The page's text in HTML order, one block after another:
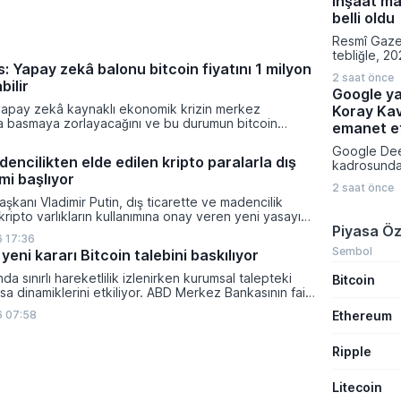
Yapay zekâ balonu bitcoin fiyatını 1 milyon
zekâ kaynaklı ekonomik krizin merkez
basmaya zorlayacağını ve bu durumun bitcoin
kredi krizinin küresel likidite artışına yol
ve bitcoinin bu süreçte en hızlı tepki veren varlık
elde edilen kripto paralarla dış
başlıyor
Vladimir Putin, dış ticarette ve madencilik
varlıkların kullanımına onay veren yeni yasayı
bu düzenleme çerçevesinde madencilikten
paraların belirli şartlar altında dolaşımına ve menkul
kullanılmasına olanak sağlanıyor.
17:36
kararı Bitcoin talebini baskılıyor
sınırlı hareketlilik izlenirken kurumsal talepteki
dinamiklerini etkiliyor. ABD Merkez Bankasının faiz
dar bantta seyreden kripto para birimi, düzenleme
belirsizliklerle baskı altında kalmaya devam ediyor.
07:58
edilmesi
fiyatlarına
belli oldu
Resmî
tebliğle,
normal
belirlendi.
fabrikalara,
23 farklı
bedelleri
2 saat önce
Google
Koray
emanet
Google
insanı
atadı.
Sundar
duyurulan
geliştirme
yönetimine
2 saat önce
Piyasa
Sembol
Bitcoin
Ethereum
Ripple
Litecoin